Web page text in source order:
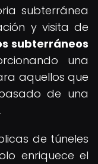
subterránea
y visita de
subterráneos
una
aquellos que
de una
de túneles
enriquece el